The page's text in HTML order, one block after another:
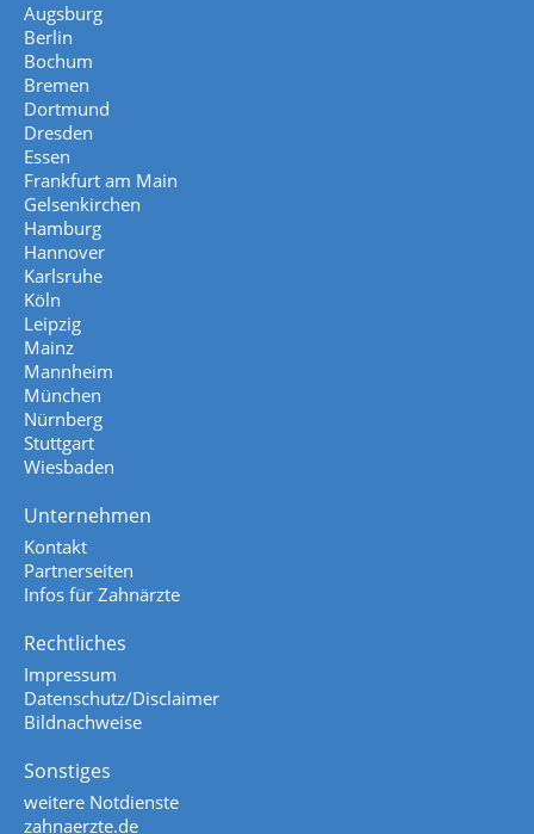
Augsburg
Berlin
Bochum
Bremen
Dortmund
Dresden
Essen
Frankfurt am Main
Gelsenkirchen
Hamburg
Hannover
Karlsruhe
Köln
Leipzig
Mainz
Mannheim
München
Nürnberg
Stuttgart
Wiesbaden
Unternehmen
Kontakt
Partnerseiten
Infos für Zahnärzte
Rechtliches
Impressum
Datenschutz/Disclaimer
Bildnachweise
Sonstiges
weitere Notdienste
zahnaerzte.de